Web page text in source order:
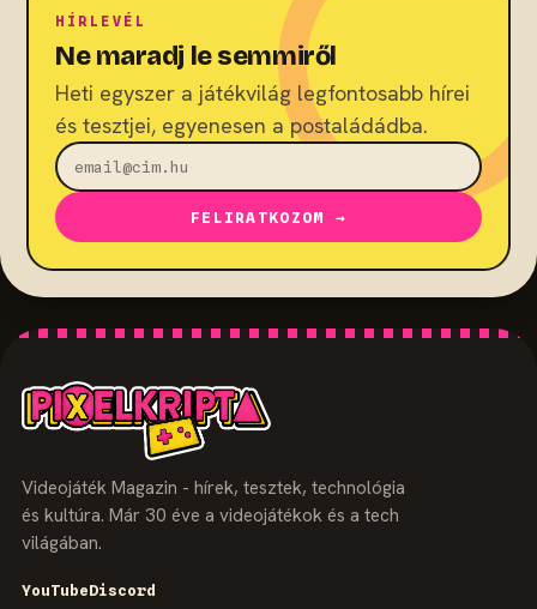
HÍRLEVÉL
Ne maradj le semmiről
Heti egyszer a játékvilág legfontosabb hírei
és tesztjei, egyenesen a postaládádba.
FELIRATKOZOM →
Videojáték Magazin - hírek, tesztek, technológia
és kultúra. Már 30 éve a videojátékok és a tech
világában.
YouTubeDiscord